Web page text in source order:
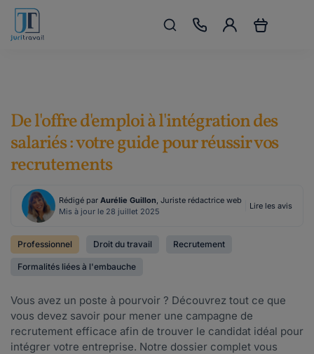
De l'offre d'emploi à l'intégration des
salariés : votre guide pour réussir vos
recrutements
Rédigé par Aurélie Guillon, Juriste rédactrice web
Mis à jour le 28 juillet 2025
Lire les avis
Professionnel Droit du travail Recrutement
Formalités liées à l'embauche
Vous avez un poste à pourvoir ? Découvrez tout ce que
vous devez savoir pour mener une campagne de
recrutement efficace afin de trouver le candidat idéal pour
intégrer votre entreprise. Notre dossier complet vous